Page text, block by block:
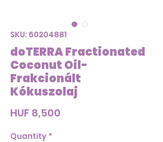
SKU: 60204881
doTERRA Fractionated
Coconut Oil-
Frakcionált
Kókuszolaj
HUF 8,500
Quantity *